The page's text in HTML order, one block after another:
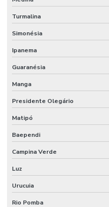
Turmalina
Simonésia
Ipanema
Guaranésia
Manga
Presidente Olegário
Matipó
Baependi
Campina Verde
Luz
Urucuia
Rio Pomba